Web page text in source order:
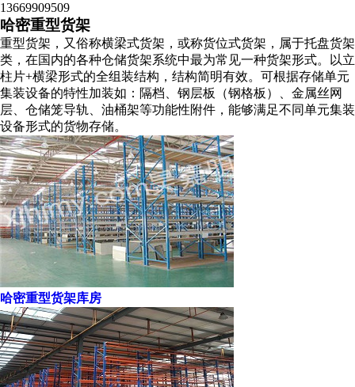
13669909509
哈密重型货架
重型货架，又俗称横梁式货架，或称货位式货架，属于托盘货架
类，在国内的各种仓储货架系统中最为常见一种货架形式。以立
柱片+横梁形式的全组装结构，结构简明有效。可根据存储单元
集装设备的特性加装如：隔档、钢层板（钢格板）、金属丝网
层、仓储笼导轨、油桶架等功能性附件，能够满足不同单元集装
设备形式的货物存储。
哈密重型货架库房